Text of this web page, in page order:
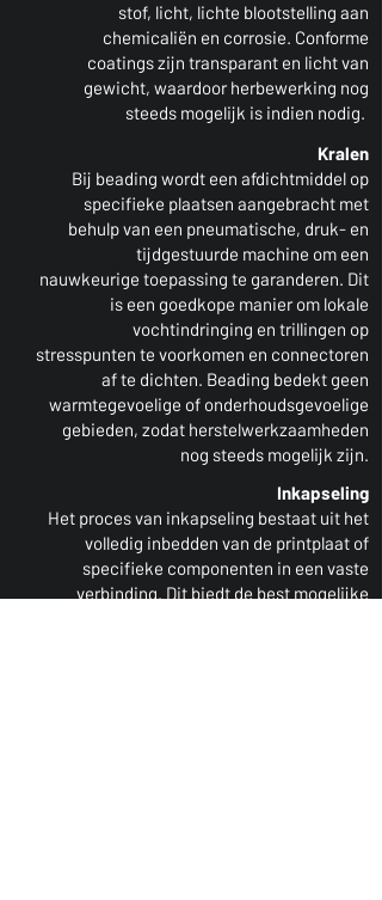
stof, licht, lichte blootstelling aan
chemicaliën en corrosie. Conforme
coatings zijn transparant en licht van
gewicht, waardoor herbewerking nog
steeds mogelijk is indien nodig.
Kralen
Bij beading wordt een afdichtmiddel op
specifieke plaatsen aangebracht met
behulp van een pneumatische, druk- en
tijdgestuurde machine om een
nauwkeurige toepassing te garanderen. Dit
is een goedkope manier om lokale
vochtindringing en trillingen op
stresspunten te voorkomen en connectoren
af te dichten. Beading bedekt geen
warmtegevoelige of onderhoudsgevoelige
gebieden, zodat herstelwerkzaamheden
nog steeds mogelijk zijn.
Inkapseling
Het proces van inkapseling bestaat uit het
volledig inbedden van de printplaat of
specifieke componenten in een vaste
verbinding. Dit biedt de best mogelijke